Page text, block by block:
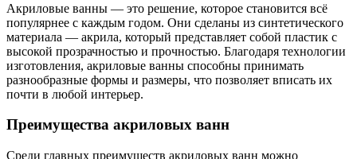
Акриловые ванны — это решение, которое становится всё
популярнее с каждым годом. Они сделаны из синтетического
материала — акрила, который представляет собой пластик с
высокой прозрачностью и прочностью. Благодаря технологии
изготовления, акриловые ванны способны принимать
разнообразные формы и размеры, что позволяет вписать их
почти в любой интерьер.
Преимущества акриловых ванн
Среди главных преимуществ акриловых ванн можно